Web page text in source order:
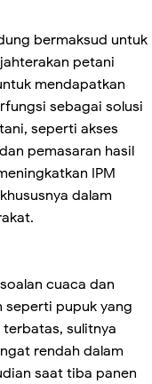
bermaksud untuk
petani
mendapatkan
sebagai solusi
seperti akses
pemasaran hasil
IPM
dalam
cuaca dan
seperti pupuk yang
terbatas, sulitnya
rendah dalam
saat tiba panen